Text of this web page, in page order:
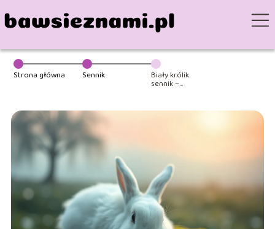
Strona główna Sennik Biały królik
sennik –
snów